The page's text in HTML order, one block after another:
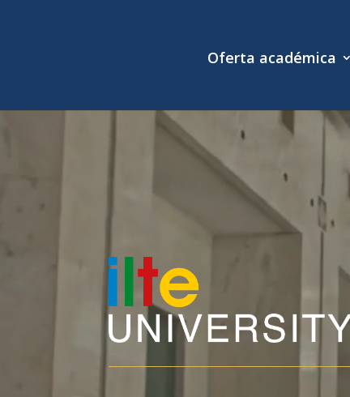
Oferta académica